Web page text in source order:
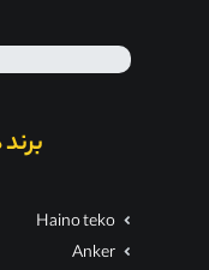
Haino teko
Anker